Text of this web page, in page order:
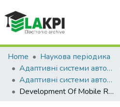
Communities & Collections
All of DSpace
Statistics
Home
Наукова періодика
Адаптивні системи автоматичного управління
Адаптивні системи автоматичного управління : міжвідомчий науково-технічний збірник. – 2021. – № 1 (38)
Development Of Mobile Robot Control Algorithm based On The Fuzzification Of The Local Terrain Map